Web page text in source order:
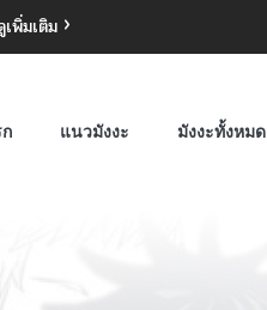
เพิ่มเติม
แนวมังงะ มังงะทั้งหมด